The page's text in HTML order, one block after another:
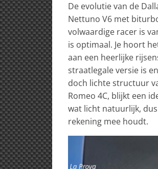
De evolutie van de
Nettuno V6 met
volwaardige racer is
is optimaal. Je hoort
aan een heerlijke
straatlegale versie is
doch lichte structuur
Romeo 4C, blijkt een
wat licht natuurlijk,
rekening mee houdt.